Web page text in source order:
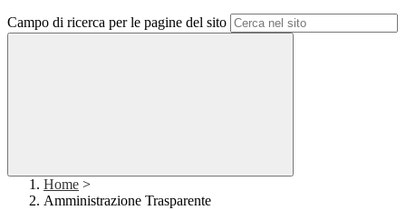
Campo di ricerca per le pagine del sito
Home >
Amministrazione Trasparente